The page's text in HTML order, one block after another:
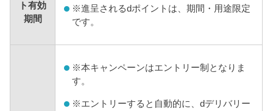
ト有効
期間
※進呈されるdポイントは、期間・用途限定
です。
※本キャンペーンはエントリー制となりま
す。
※エントリーすると自動的に、dデリバリー